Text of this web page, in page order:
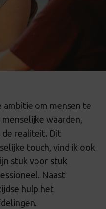
ambitie om mensen te
waarden,
de realiteit. Dit
touch, vind ik ook
stuk voor stuk
Naast
hulp het